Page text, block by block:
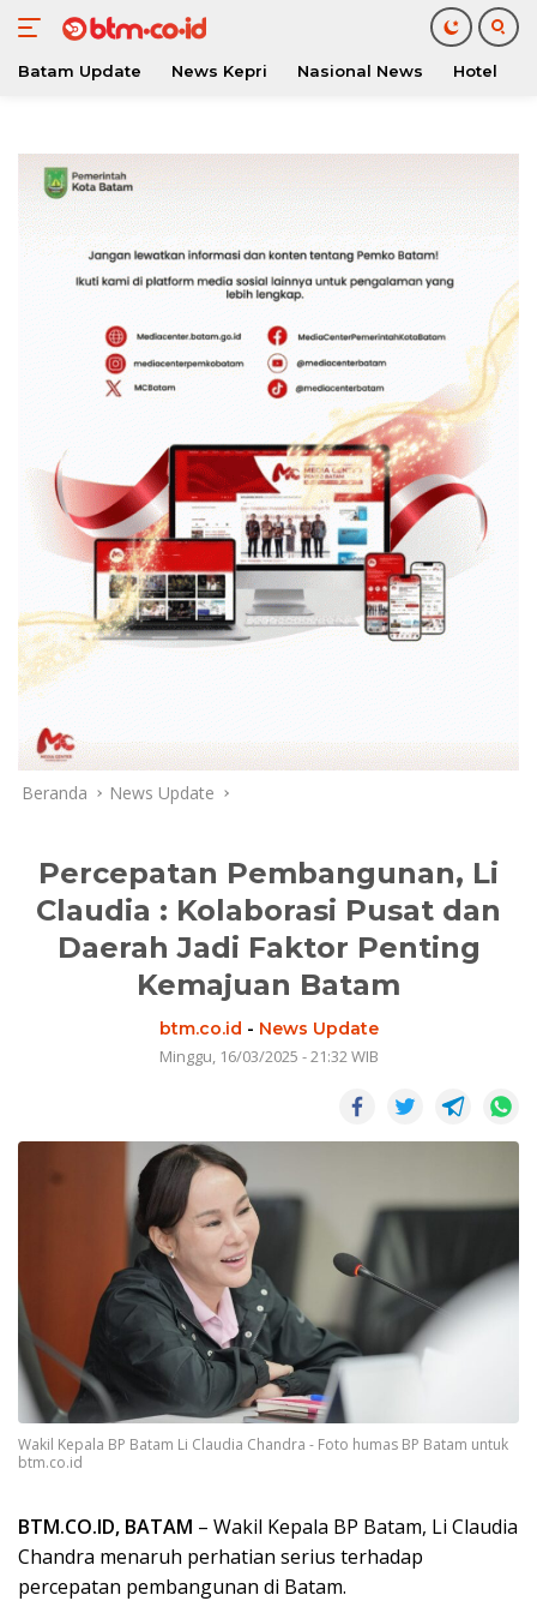
konten
Batam Update News Kepri Nasional News Hotel
Beranda News Update
Percepatan Pembangunan, Li
Claudia : Kolaborasi Pusat dan
Daerah Jadi Faktor Penting
Kemajuan Batam
btm.co.id - News Update
Minggu, 16/03/2025 - 21:32 WIB
Wakil Kepala BP Batam Li Claudia Chandra - Foto humas BP Batam untuk
btm.co.id
BTM.CO.ID, BATAM – Wakil Kepala BP Batam, Li Claudia
Chandra menaruh perhatian serius terhadap
percepatan pembangunan di Batam.